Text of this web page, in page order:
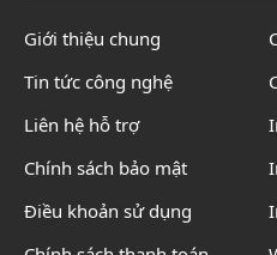
Giới thiệu chung
Tin tức công nghệ
Liên hệ hỗ trợ
Chính sách bảo mật
Điều khoản sử dụng